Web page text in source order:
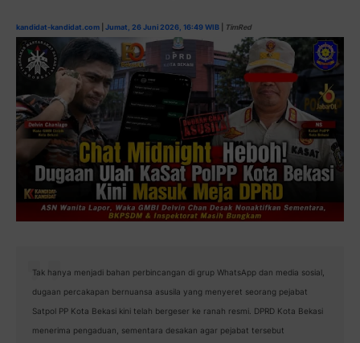
kandidat-kandidat.com Jumat, 26 Juni 2026, 16:49 WIB TimRed
Tak hanya menjadi bahan perbincangan di grup WhatsApp dan media sosial,
dugaan percakapan bernuansa asusila yang menyeret seorang pejabat
Satpol PP Kota Bekasi kini telah bergeser ke ranah resmi. DPRD Kota Bekasi
menerima pengaduan, sementara desakan agar pejabat tersebut